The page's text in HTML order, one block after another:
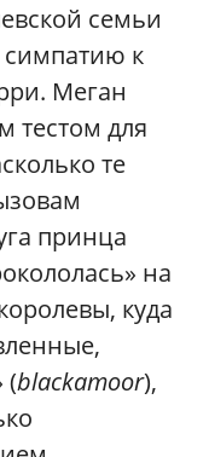
семьи
к
Меган
тестом для
те
принца
на
куда
(blackamoor),